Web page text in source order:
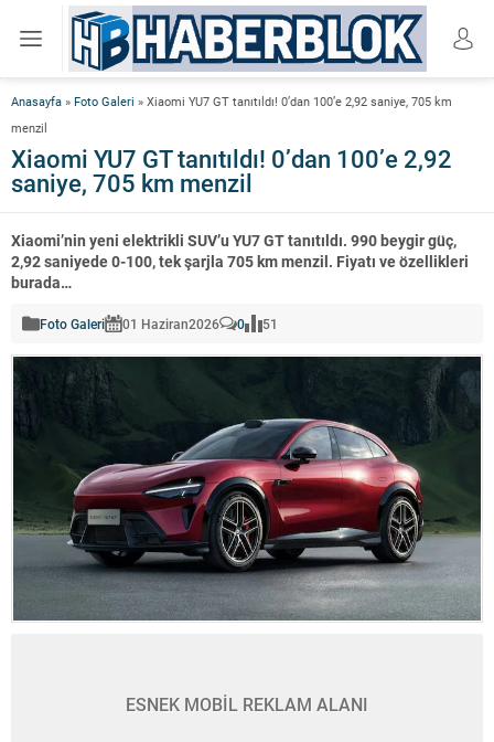
Anasayfa » Foto Galeri » Xiaomi YU7 GT tanıtıldı! 0’dan 100’e 2,92 saniye, 705 km
menzil
Xiaomi YU7 GT tanıtıldı! 0’dan 100’e 2,92
saniye, 705 km menzil
Xiaomi’nin yeni elektrikli SUV’u YU7 GT tanıtıldı. 990 beygir güç,
2,92 saniyede 0-100, tek şarjla 705 km menzil. Fiyatı ve özellikleri
burada…
Foto Galeri 01 Haziran2026 0 51
ESNEK MOBİL REKLAM ALANI